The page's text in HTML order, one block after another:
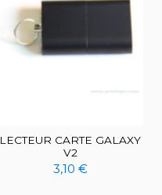
LECTEUR CARTE GALAXY
V2
3,10 €